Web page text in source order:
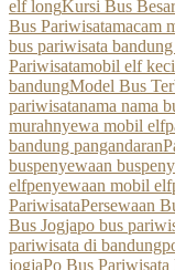
elf longKursi Bus Besar
Bus Pariwisatamacam
bus pariwisata
Pariwisatamobil elf
bandungModel Bus
pariwisatanama nama
murahnyewa mobil elf
bandung pangandaran
buspenyewaan bus
elfpenyewaan mobil elf
PariwisataPersewaan
Bus Jogjapo bus
pariwisata di bandung
jogjaPo Bus Pariwisata